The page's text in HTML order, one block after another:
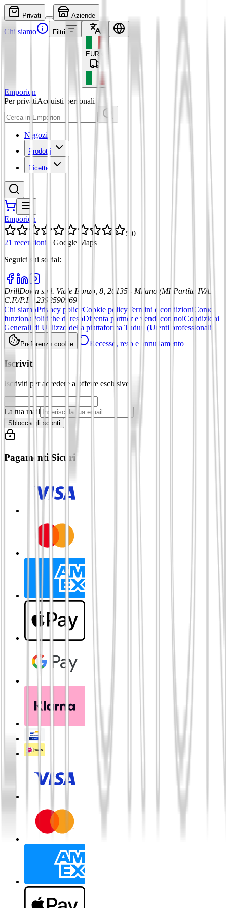
Privati Aziende
Chi siamo Filtri
EUR
Emporion
Per privatiAcquisti personali
Negozi
Prodotti
Ricette
Emporion
5,0
21 recensioni
Google Maps
Seguici sui social:
DrillDown s.r.l. Viale Isonzo, 8, 20135 - Milano (MI) Partita IVA:
C.F./P.I. 12392590969
Chi siamoPrivacy policyCookie policyTermini e condizioni Come
funziona Politiche di resoDiventa partner e vendi con noiCondizioni
Generali di Utilizzo della piattaforma Tuduu (Utenti professionali)
Preferenze cookie Recesso, reso e annullamento
Iscriviti
Iscriviti per accedere a offerte esclusive
La tua mail
Sblocca gli sconti
Pagamenti Sicuri